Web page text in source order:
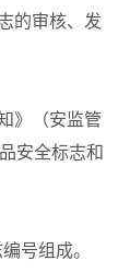
的审核、发
》（安监管
安全标志和
号组成。